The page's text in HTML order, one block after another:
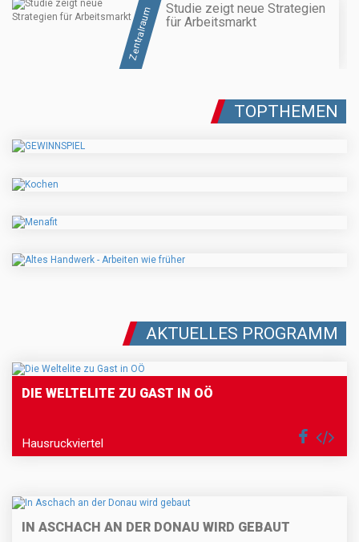
Zentralraum
Studie zeigt neue Strategien
für Arbeitsmarkt
TOPTHEMEN
AKTUELLES PROGRAMM
DIE WELTELITE ZU GAST IN OÖ
Hausruckviertel
IN ASCHACH AN DER DONAU WIRD GEBAUT